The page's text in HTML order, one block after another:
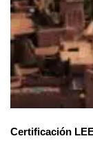
Certificación